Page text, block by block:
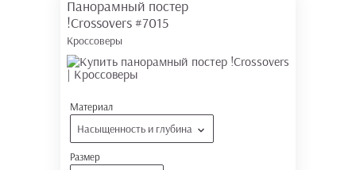
Панорамный постер
!Crossovers #7015
Кроссоверы
Материал
Насыщенность и глубина
Размер